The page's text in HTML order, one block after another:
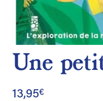
Une
13,95€